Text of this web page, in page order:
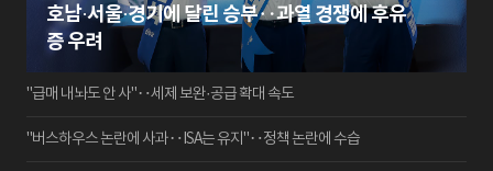
호남·서울·경기에 달린 승부‥과열 경쟁에 후유
증 우려
"급매 내놔도 안 사"‥세제 보완·공급 확대 속도
"버스하우스 논란에 사과‥ISA는 유지"‥정책 논란에 수습